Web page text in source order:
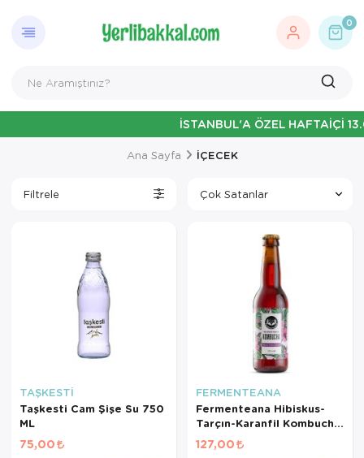
0
İSTANBUL'A ÖZEL HAFTAİÇİ 13.00'A KADAR
Ana Sayfa İÇECEK
Filtrele
TAŞKESTİ
Taşkesti Cam Şişe Su 750
ML
75,00
FERMENTEANA
Fermenteana Hibiskus-
Tarçın-Karanfil Kombucha
330ML
127,00